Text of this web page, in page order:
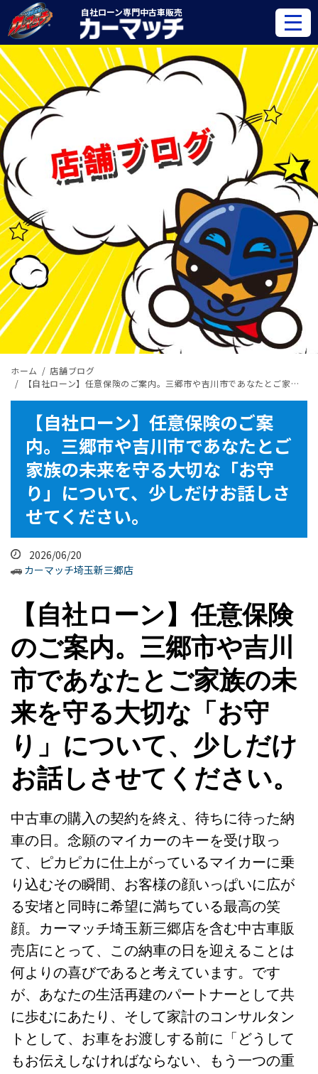
自社ローン専門中古車販売
ホーム
店舗ブログ
【自社ローン】任意保険のご案内。三郷市や吉川市であなたとご家族の未来を守る大切な「お守り」について、少しだけお話しさせてください。
【自社ローン】任意保険のご案
内。三郷市や吉川市であなたとご
家族の未来を守る大切な「お守
り」について、少しだけお話しさ
せてください。
2026/06/20
カーマッチ埼玉新三郷店
【自社ローン】任意保険
のご案内。三郷市や吉川
市であなたとご家族の未
来を守る大切な「お守
り」について、少しだけ
お話しさせてください。
中古車の購入の契約を終え、待ちに待った納
車の日。念願のマイカーのキーを受け取っ
て、ピカピカに仕上がっているマイカーに乗
り込むその瞬間、お客様の顔いっぱいに広が
る安堵と同時に希望に満ちている最高の笑
顔。カーマッチ埼玉新三郷店を含む中古車販
売店にとって、この納車の日を迎えることは
何よりの喜びであると考えています。です
が、あなたの生活再建のパートナーとして共
に歩むにあたり、そして家計のコンサルタン
トとして、お車をお渡しする前に「どうして
もお伝えしなければならない、もう一つの重